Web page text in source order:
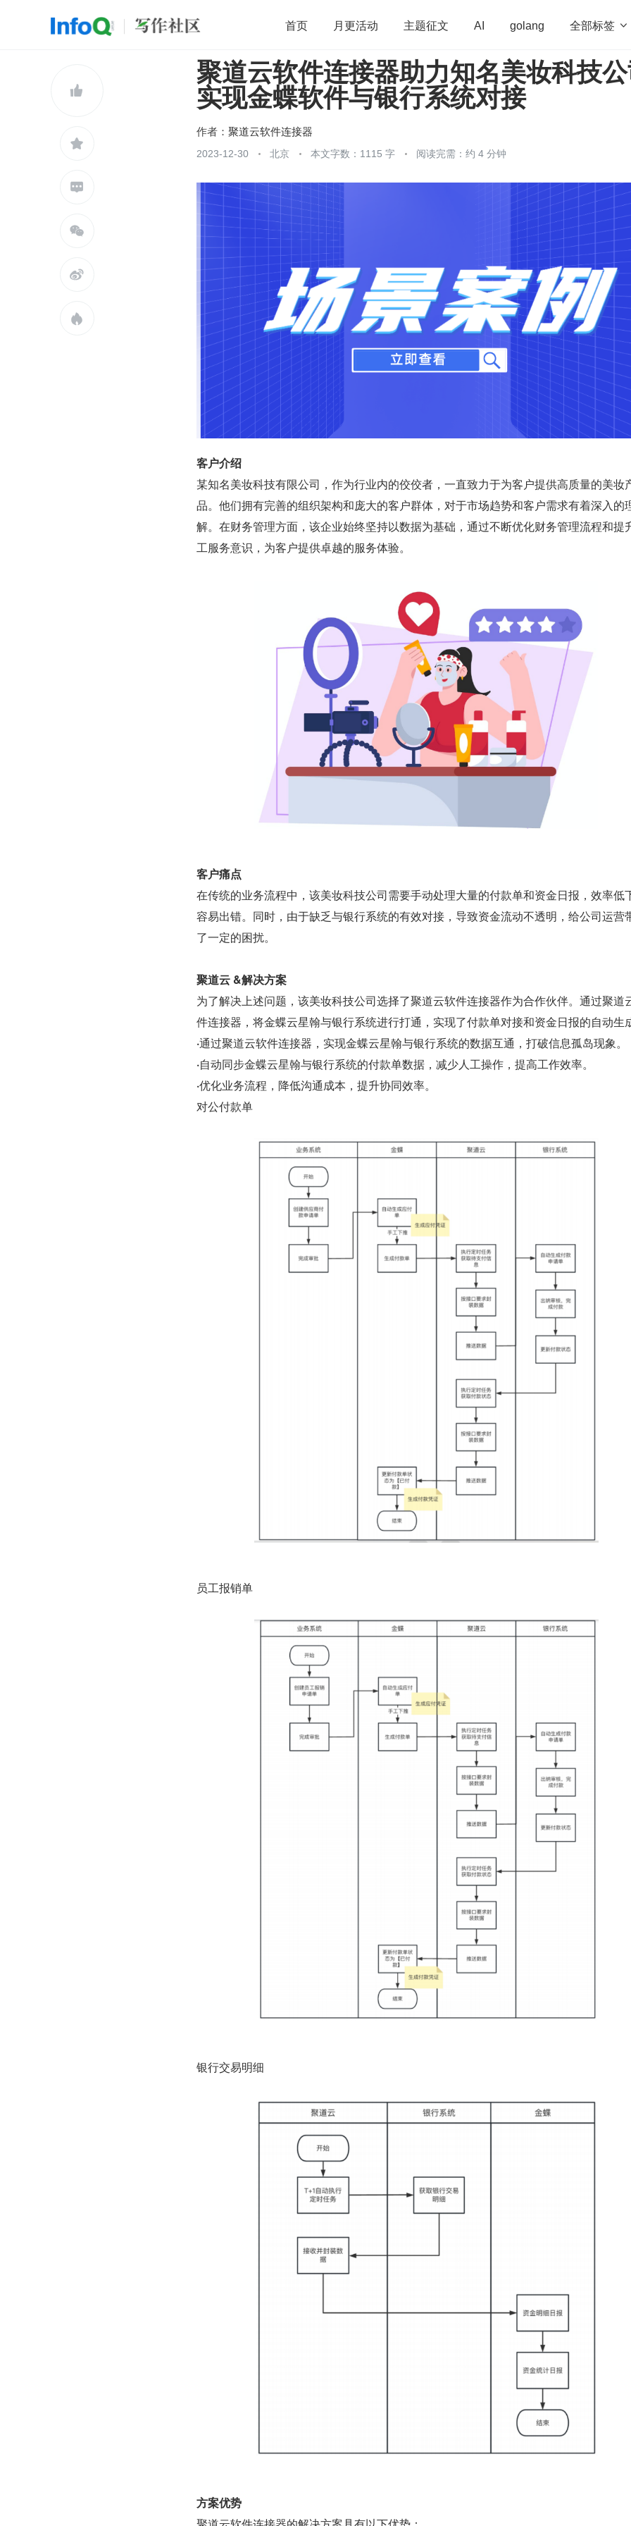
首页 月更活动 主题征文 AI golang 全部标签 
开源 架构 OpenHarmony 算法 学习方法 Web3.0 高
前端 团队管理 程序员 运维 深度思考 低代码






聚道云软件连接器助力知名美妆科技公
实现金蝶软件与银行系统对接
作者： 聚道云软件连接器
2023-12-30 北京 本文字数：1115 字 阅读完需：约 4 分钟
客户介绍
某知名美妆科技有限公司，作为行业内的佼佼者，一直致力于为客户提供高质量的美妆
品。他们拥有完善的组织架构和庞大的客户群体，对于市场趋势和客户需求有着深入的
解。在财务管理方面，该企业始终坚持以数据为基础，通过不断优化财务管理流程和提
工服务意识，为客户提供卓越的服务体验。
客户痛点
在传统的业务流程中，该美妆科技公司需要手动处理大量的付款单和资金日报，效率低
容易出错。同时，由于缺乏与银行系统的有效对接，导致资金流动不透明，给公司运营
了一定的困扰。
聚道云 &解决方案
为了解决上述问题，该美妆科技公司选择了聚道云软件连接器作为合作伙伴。通过聚道
件连接器，将金蝶云星翰与银行系统进行打通，实现了付款单对接和资金日报的自动生
·通过聚道云软件连接器，实现金蝶云星翰与银行系统的数据互通，打破信息孤岛现象。
·自动同步金蝶云星翰与银行系统的付款单数据，减少人工操作，提高工作效率。
·优化业务流程，降低沟通成本，提升协同效率。
对公付款单
员⼯报销单
银⾏交易明细
方案优势